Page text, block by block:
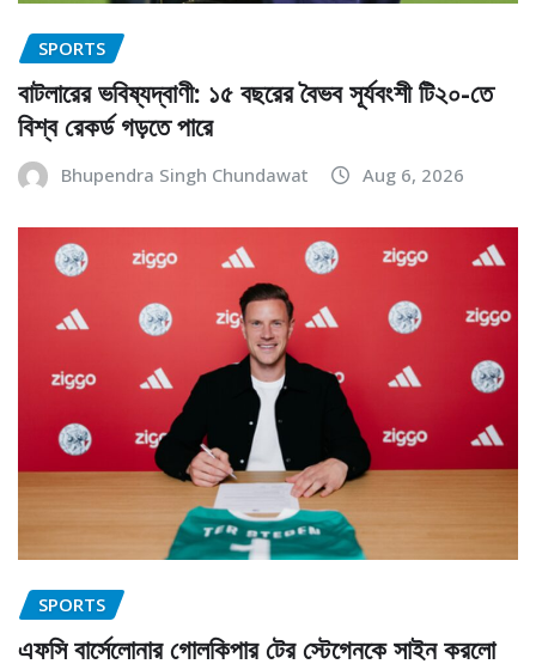
SPORTS
বাটলারের ভবিষ্যদ্বাণী: ১৫ বছরের বৈভব সূর্যবংশী টি২০-তে
বিশ্ব রেকর্ড গড়তে পারে
Bhupendra Singh Chundawat Aug 6, 2026
SPORTS
এফসি বার্সেলোনার গোলকিপার টের স্টেগেনকে সাইন করলো